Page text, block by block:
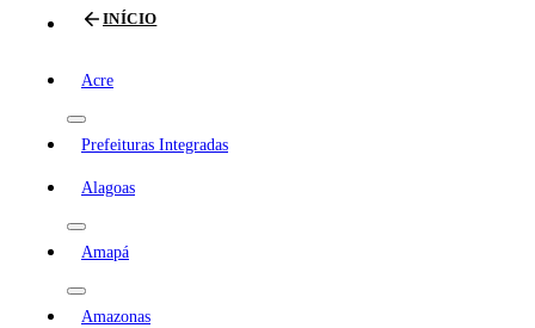
INÍCIO
Acre
Prefeituras Integradas
Alagoas
Amapá
Amazonas